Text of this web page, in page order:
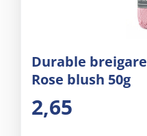
Durable
Rose blush 50g
2,65